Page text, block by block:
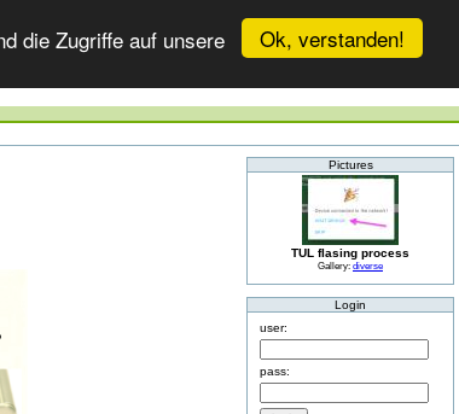
Ok, verstanden!
die Zugriffe auf unsere
Pictures
TUL flasing process
Gallery: diverse
Login
user:
pass: